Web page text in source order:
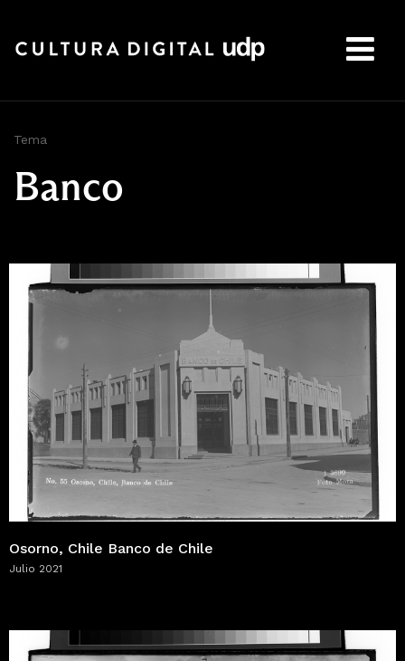
Tema
Banco
Osorno, Chile Banco de Chile
Julio 2021